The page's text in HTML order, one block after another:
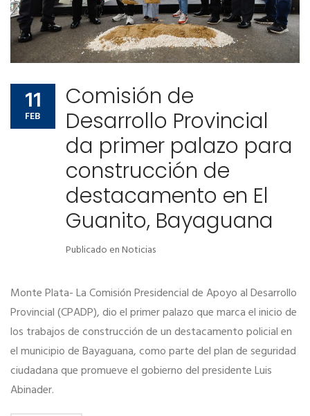
11
FEB
Comisión de
Desarrollo Provincial
da primer palazo para
construcción de
destacamento en El
Guanito, Bayaguana
Publicado enNoticias
Monte Plata- La Comisión Presidencial de Apoyo al Desarrollo
Provincial (CPADP), dio el primer palazo que marca el inicio de
los trabajos de construcción de un destacamento policial en
el municipio de Bayaguana, como parte del plan de seguridad
ciudadana que promueve el gobierno del presidente Luis
Abinader.